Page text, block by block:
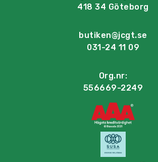
418 34 Göteborg
butiken@jcgt.se
031-24 11 09
Org.nr:
556669-2249